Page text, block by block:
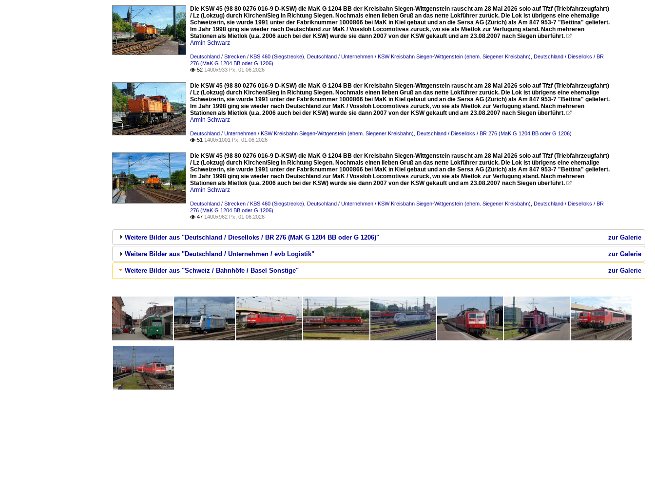
Die KSW 45 (98 80 0276 016-9 D-KSW) die MaK G 1204 BB der Kreisbahn Siegen-Wittgenstein rauscht am 28 Mai 2026 solo auf Tfzf (Triebfahrzeugfahrt)
/ Lz (Lokzug) durch Kirchen/Sieg in Richtung Siegen. Nochmals einen lieben Gruß an das nette Lokführer zurück. Die Lok ist übrigens eine ehemalige
Schweizerin, sie wurde 1991 unter der Fabriknummer 1000866 bei MaK in Kiel gebaut und an die Sersa AG (Zürich) als Am 847 953-7 "Bettina" geliefert.
Im Jahr 1998 ging sie wieder nach Deutschland zur MaK / Vossloh Locomotives zurück, wo sie als Mietlok zur Verfügung stand. Nach mehreren
Stationen als Mietlok (u.a. 2006 auch bei der KSW) wurde sie dann 2007 von der KSW gekauft und am 23.08.2007 nach Siegen überführt. 
Armin Schwarz
Deutschland / Strecken / KBS 460 (Siegstrecke) Deutschland / Unternehmen / KSW Kreisbahn Siegen-Wittgenstein (ehem. Siegener Kreisbahn) Deutschland / Dieselloks / BR
276 (MaK G 1204 BB oder G 1206)
 52 1400x933 Px, 01.06.2026
Die KSW 45 (98 80 0276 016-9 D-KSW) die MaK G 1204 BB der Kreisbahn Siegen-Wittgenstein rauscht am 28 Mai 2026 solo auf Tfzf (Triebfahrzeugfahrt)
/ Lz (Lokzug) durch Kirchen/Sieg in Richtung Siegen. Nochmals einen lieben Gruß an das nette Lokführer zurück. Die Lok ist übrigens eine ehemalige
Schweizerin, sie wurde 1991 unter der Fabriknummer 1000866 bei MaK in Kiel gebaut und an die Sersa AG (Zürich) als Am 847 953-7 "Bettina" geliefert.
Im Jahr 1998 ging sie wieder nach Deutschland zur MaK / Vossloh Locomotives zurück, wo sie als Mietlok zur Verfügung stand. Nach mehreren
Stationen als Mietlok (u.a. 2006 auch bei der KSW) wurde sie dann 2007 von der KSW gekauft und am 23.08.2007 nach Siegen überführt. 
Armin Schwarz
Deutschland / Unternehmen / KSW Kreisbahn Siegen-Wittgenstein (ehem. Siegener Kreisbahn) Deutschland / Dieselloks / BR 276 (MaK G 1204 BB oder G 1206)
 51 1400x1001 Px, 01.06.2026
Die KSW 45 (98 80 0276 016-9 D-KSW) die MaK G 1204 BB der Kreisbahn Siegen-Wittgenstein rauscht am 28 Mai 2026 solo auf Tfzf (Triebfahrzeugfahrt)
/ Lz (Lokzug) durch Kirchen/Sieg in Richtung Siegen. Nochmals einen lieben Gruß an das nette Lokführer zurück. Die Lok ist übrigens eine ehemalige
Schweizerin, sie wurde 1991 unter der Fabriknummer 1000866 bei MaK in Kiel gebaut und an die Sersa AG (Zürich) als Am 847 953-7 "Bettina" geliefert.
Im Jahr 1998 ging sie wieder nach Deutschland zur MaK / Vossloh Locomotives zurück, wo sie als Mietlok zur Verfügung stand. Nach mehreren
Stationen als Mietlok (u.a. 2006 auch bei der KSW) wurde sie dann 2007 von der KSW gekauft und am 23.08.2007 nach Siegen überführt. 
Armin Schwarz
Deutschland / Strecken / KBS 460 (Siegstrecke) Deutschland / Unternehmen / KSW Kreisbahn Siegen-Wittgenstein (ehem. Siegener Kreisbahn) Deutschland / Dieselloks / BR
276 (MaK G 1204 BB oder G 1206)
 47 1400x962 Px, 01.06.2026
zur Galerie
Weitere Bilder aus "Deutschland / Dieselloks / BR 276 (MaK G 1204 BB oder G 1206)"
zur Galerie
Weitere Bilder aus "Deutschland / Unternehmen / evb Logistik"
zur Galerie
Weitere Bilder aus "Schweiz / Bahnhöfe / Basel Sonstige"